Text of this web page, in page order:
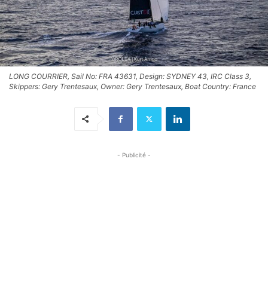
LONG COURRIER, Sail No: FRA 43631, Design: SYDNEY 43, IRC Class 3,
Skippers: Gery Trentesaux, Owner: Gery Trentesaux, Boat Country: France
- Publicité -